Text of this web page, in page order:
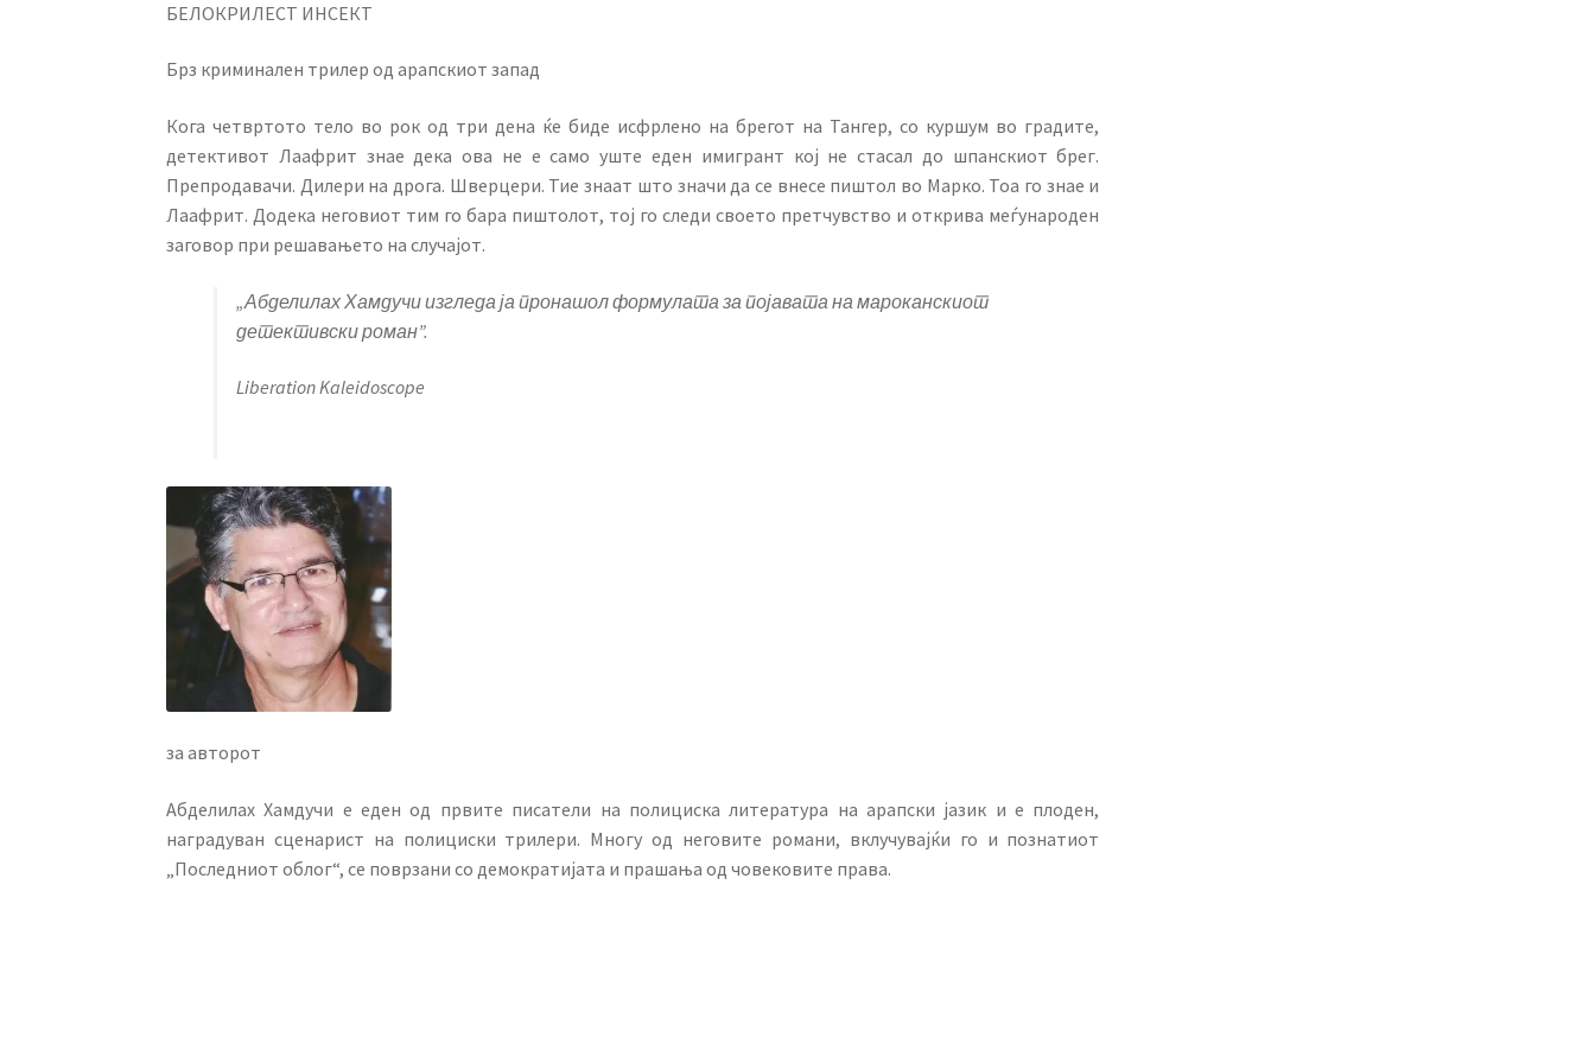
БЕЛОКРИЛЕСТ ИНСЕКТ
Брз криминален трилер од арапскиот запад
Кога четвртото тело во рок од три дена ќе биде исфрлено на брегот на Тангер, со куршум во градите,
детективот Лаафрит знае дека ова не е само уште еден имигрант кој не стасал до шпанскиот брег.
Препродавачи. Дилери на дрога. Шверцери. Тие знаат што значи да се внесе пиштол во Марко. Тоа го знае и
Лаафрит. Додека неговиот тим го бара пиштолот, тој го следи своето претчувство и открива меѓународен
заговор при решавањето на случајот.
„Абделилах Хамдучи изгледа ја пронашол формулата за појавата на мароканскиот
детективски роман”.
Liberation Kaleidoscope
за авторот
Абделилах Хамдучи е еден од првите писатели на полициска литература на арапски јазик и е плоден,
наградуван сценарист на полициски трилери. Многу од неговите романи, вклучувајќи го и познатиот
„Последниот облог“, се поврзани со демократијата и прашања од човековите права.